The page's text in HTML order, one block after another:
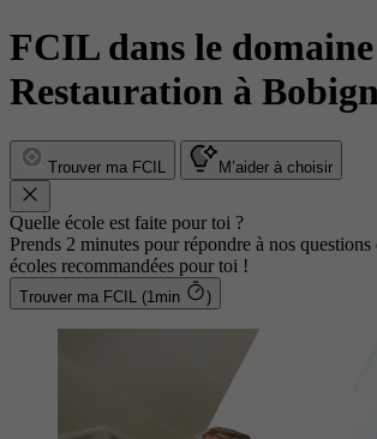
FCIL dans le domaine
Restauration à
Trouver ma FCIL M’aider à choisir
Quelle école est faite pour toi ?
Prends 2 minutes pour répondre à nos
écoles recommandées pour toi !
Trouver ma FCIL (1min )